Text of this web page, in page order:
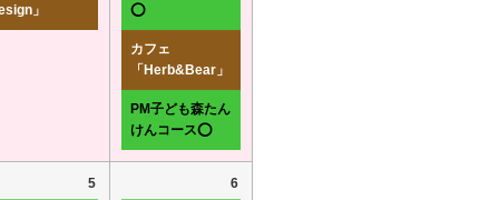
」
⭕
カフェ
「Herb&Bear」
PM子ども森たん
けんコース⭕
5 6